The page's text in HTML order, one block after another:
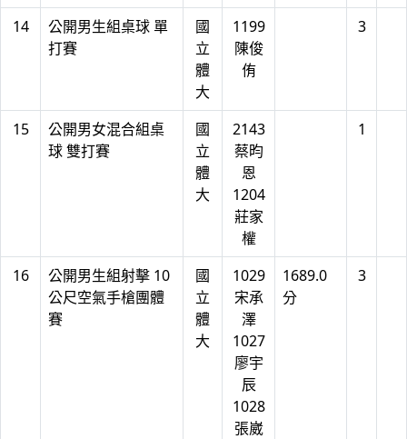
14
公開男生組桌球 單
打賽
國
立
體
大
1199
陳俊
侑
3
15
公開男女混合組桌
球 雙打賽
國
立
體
大
2143
蔡昀
恩
1204
莊家
權
1
16
公開男生組射擊 10
公尺空氣手槍團體
賽
國
立
體
大
1029
宋承
澤
1027
廖宇
辰
1028
張崴
1689.0
分
3